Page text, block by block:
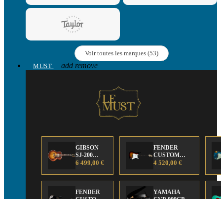
Voir toutes les marques (53)
MUST
add remove
GIBSON
SJ-200
Anniversary
Edition
6 499,00 €
FENDER
CUSTOM
SHOP Strat 63'
4 520,00 €
FENDER
YAMAHA